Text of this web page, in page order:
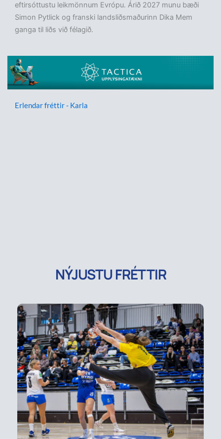
eftirsóttustu leikmönnum Evrópu. Árið 2027 munu bæði
Simon Pytlick og franski landsliðsmaðurinn Dika Mem
ganga til liðs við félagið.
Erlendar fréttir - Karla
NÝJUSTU FRÉTTIR